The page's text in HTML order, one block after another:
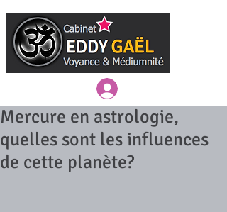
Mercure en astrologie,
quelles sont les influences
de cette planète?